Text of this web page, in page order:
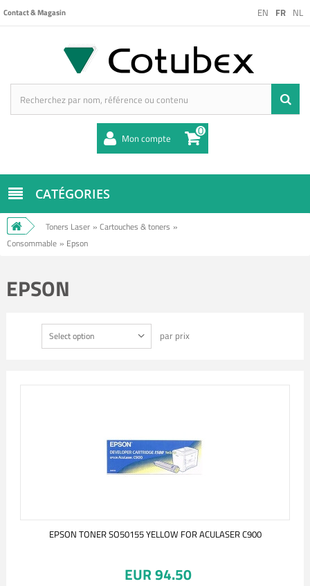
EN FR NL
Contact & Magasin
Mon compte 0
CATÉGORIES
Toners Laser » Cartouches & toners »
Consommable » Epson
EPSON
Select option par prix
EPSON TONER SO50155 YELLOW FOR ACULASER C900
EUR 94.50